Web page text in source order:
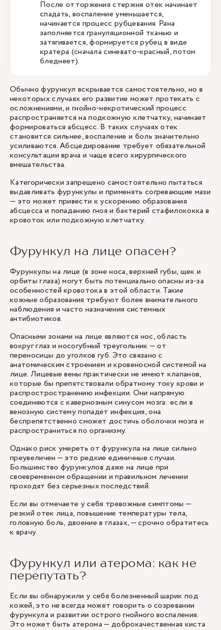
После отторжения стержня отек начинает
спадать, воспаление уменьшается,
начинается процесс рубцевания. Рана
заполняется грануляционной тканью и
затягивается, формируется рубец в виде
кратера (сначала синевато-красный, потом
бледнеет).
Обычно фурункул вскрывается самостоятельно, но в
некоторых случаях его развитие может протекать с
осложнениями, и гнойно-некротический процесс
распространяется на подкожную клетчатку, начинает
формироваться абсцесс. В таких случаях отек
становится сильнее, воспаление и боль значительно
усиливаются. Абсцедирование требует обязательной
консультации врача и чаще всего хирургического
вмешательства.
Категорически запрещено самостоятельно пытаться
выдавливать фурункулы и применять согревающие мази
— это может привести к ускорению образования
абсцесса и попаданию гноя и бактерий стафилококка в
кровоток или подкожную клетчатку.
Фурункул на лице опасен?
Фурункулы на лице (в зоне носа, верхней губы, щек и
орбиты глаза) могут быть потенциально опасны из-за
особенностей кровотока в этой области. Такие
кожные образования требуют более внимательного
наблюдения и часто назначения системных
антибиотиков.
Опасными зонами на лице являются нос, область
вокруг глаз и носогубный треугольник — от
переносицы до уголков губ. Это связано с
анатомическим строением и кровеносной системой на
лице. Лицевые вены практически не имеют клапанов,
которые бы препятствовали обратному току крови и
распростространению инфекции. Они напрямую
соединяются с кавернозным синусом мозга: если в
венозную систему попадет инфекция, она
беспрепятственно сможет достичь оболочки мозга и
распространиться по организму.
Однако риск умереть от фурункула на лице сильно
преувеличен — это редкие единичные случаи.
Большинство фурункулов даже на лице при
своевременном обращении и правильном лечении
проходят без серьезных последствий.
Если вы отмечаете у себя тревожные симптомы —
резкий отек лица, повышение температуры тела,
головную боль, двоение в глазах, — срочно обратитесь
к врачу.
Фурункул или атерома: как не
перепутать?
Если вы обнаружили у себя болезненный шарик под
кожей, это не всегда может говорить о созревании
фурункула и развитии острого гнойного воспаления.
Это может быть атерома — доброкачественная киста